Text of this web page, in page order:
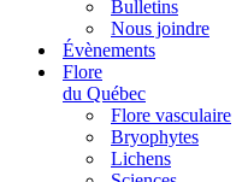
Bulletins
Nous joindre
Évènements
Flore
du Québec
Flore vasculaire
Bryophytes
Lichens